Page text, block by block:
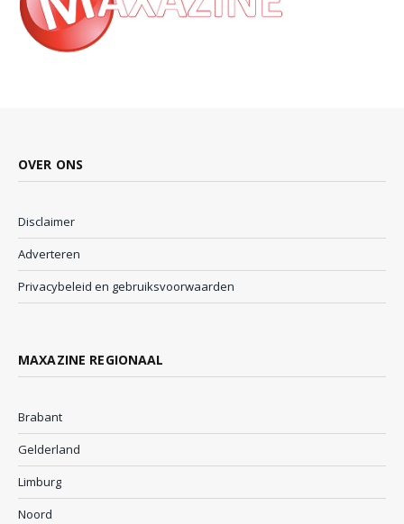
OVER ONS
Disclaimer
Adverteren
Privacybeleid en gebruiksvoorwaarden
MAXAZINE REGIONAAL
Brabant
Gelderland
Limburg
Noord